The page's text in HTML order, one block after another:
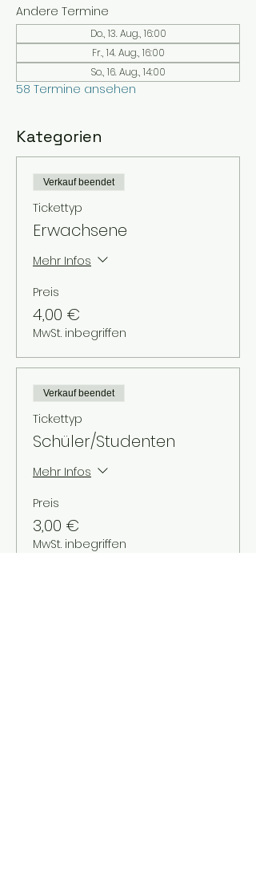
Andere Termine
Do., 13. Aug., 16:00
Fr., 14. Aug., 16:00
So., 16. Aug., 14:00
58 Termine ansehen
Kategorien
Verkauf beendet
Tickettyp
Erwachsene
Mehr Infos
Preis
4,00 €
MwSt. inbegriffen
Verkauf beendet
Tickettyp
Schüler/Studenten
Mehr Infos
Preis
3,00 €
MwSt. inbegriffen